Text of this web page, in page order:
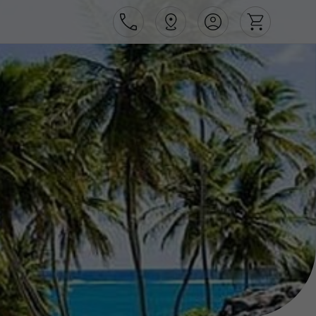
Área de Cliente
Agências
Contactos
Apoio ao cliente em Portugal
218 925 471